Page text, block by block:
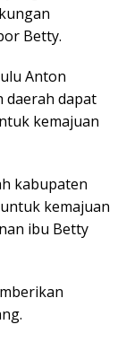
Betty.
Anton
daerah dapat
kemajuan
kabupaten
kemajuan
ibu Betty